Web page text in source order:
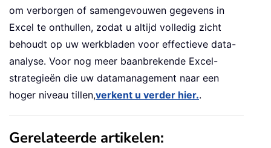
om verborgen of samengevouwen gegevens in
Excel te onthullen, zodat u altijd volledig zicht
behoudt op uw werkbladen voor effectieve data-
analyse. Voor nog meer baanbrekende Excel-
strategieën die uw datamanagement naar een
hoger niveau tillen,verkent u verder hier..
Gerelateerde artikelen: